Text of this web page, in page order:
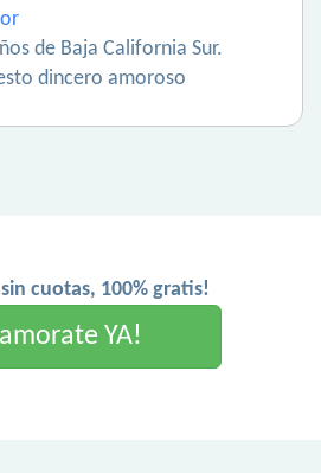
de Baja California Sur.
dincero amoroso
cuotas, 100% gratis!
YA!